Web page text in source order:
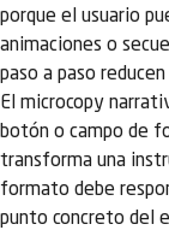
porque el usuario
animaciones o
paso a paso
El microcopy
botón o campo de
transforma una
formato debe
punto concreto del